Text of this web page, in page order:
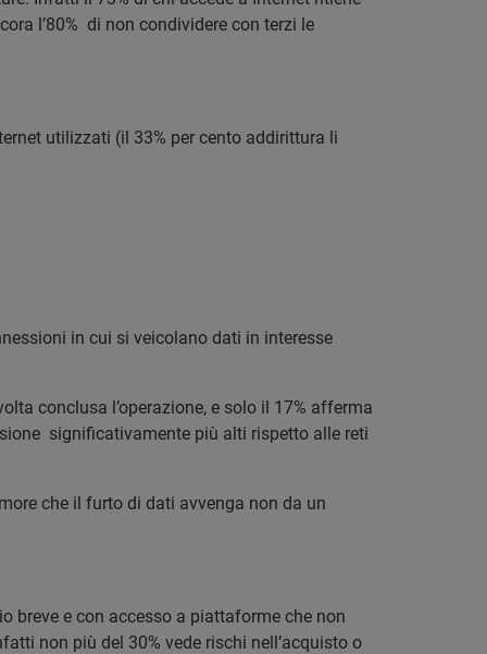
l’80% di non condividere con terzi le
utilizzati (il 33% per cento addirittura li
in cui si veicolano dati in interesse
conclusa l’operazione, e solo il 17% afferma
significativamente più alti rispetto alle reti
che il furto di dati avvenga non da un
breve e con accesso a piattaforme che non
non più del 30% vede rischi nell’acquisto o